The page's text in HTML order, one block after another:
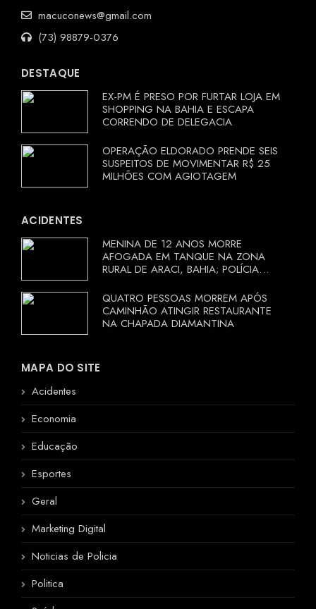
macuconews@gmail.com
(73) 98879-0376
DESTAQUE
EX-PM É PRESO POR FURTAR LOJA EM
SHOPPING NA BAHIA E ESCAPA
CORRENDO DE DELEGACIA
OPERAÇÃO ELDORADO PRENDE SEIS
SUSPEITOS DE MOVIMENTAR R$ 25
MILHÕES COM AGIOTAGEM
ACIDENTES
MENINA DE 12 ANOS MORRE
AFOGADA EM TANQUE NA ZONA
RURAL DE ARACI, BAHIA; POLÍCIA
QUATRO PESSOAS MORREM APÓS
CAMINHÃO ATINGIR RESTAURANTE
NA CHAPADA DIAMANTINA
MAPA DO SITE
Acidentes
Economia
Educação
Esportes
Geral
Marketing Digital
Noticias de Policia
Politica